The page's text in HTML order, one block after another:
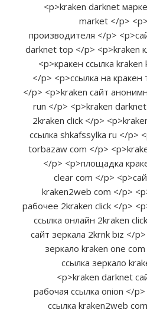
<p>kraken
market
производителя </
darknet top </p>
<p>кракен
</p> <p>ссылка на
</p> <p>kraken сайт
run </p> <p>kraken
2kraken click </p>
ссылка shkafssylka
torbazaw com </p>
</p>
clear com </p>
kraken2web com
рабочее 2kraken click
ссылка онлайн
сайт зеркала 2krnk
зеркало kraken
ссылка
<p>kraken
рабочая ссылка
ссылка